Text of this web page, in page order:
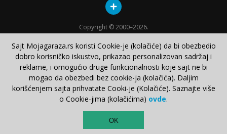
Copyright © 2000–2026.
Sajt Mojagaraza.rs koristi Cookie-je (kolačiće) da bi obezbedio
dobro korisničko iskustvo, prikazao personalizovan sadržaj i
reklame, i omogućio druge funkcionalnosti koje sajt ne bi
mogao da obezbedi bez cookie-ja (kolačića). Daljim
korišćenjem sajta prihvatate Cooki-je (Kolačiće). Saznajte više
o Cookie-jima (kolačićima) ovde.
OK